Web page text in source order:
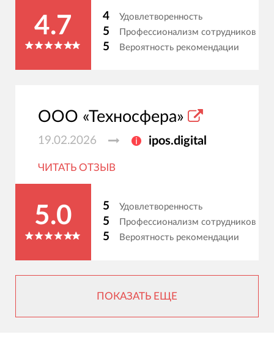
4.7 4 Удовлетворенность
5 Профессионализм сотрудников
5 Вероятность рекомендации
ООО «Техносфера»
19.02.2026 ipos.digital
ЧИТАТЬ ОТЗЫВ
5.0 5 Удовлетворенность
5 Профессионализм сотрудников
5 Вероятность рекомендации
ПОКАЗАТЬ ЕЩЕ